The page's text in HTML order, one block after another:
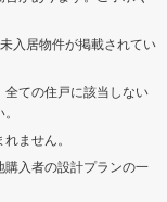
入居物件が掲載されてい
全ての住戸に該当しない
ません。
購入者の設計プランの一